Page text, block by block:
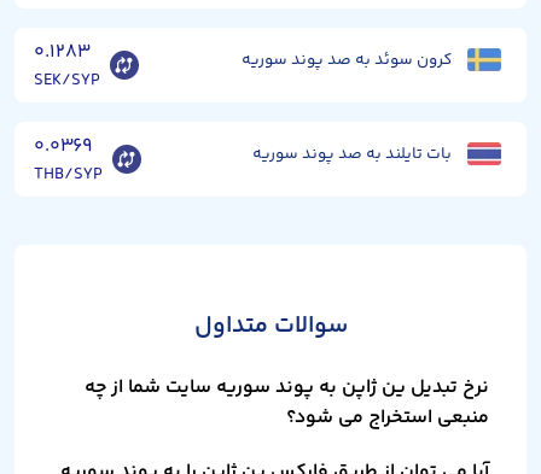
کرون سوئد به صد پوند سوریه ۰.۱۲۸۳
SEK/SYP
بات تایلند به صد پوند سوریه ۰.۰۳۶۹
THB/SYP
سوالات متداول
نرخ تبدیل ین ژاپن به پوند سوریه سایت شما از چه
منبعی استخراج می شود؟